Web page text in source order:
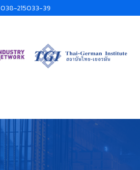
038-215033-39